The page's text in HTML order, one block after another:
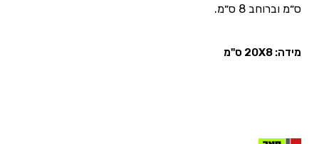
ס״מ וברוחב 8 ס״מ.
מידה: 20X8 ס"מ